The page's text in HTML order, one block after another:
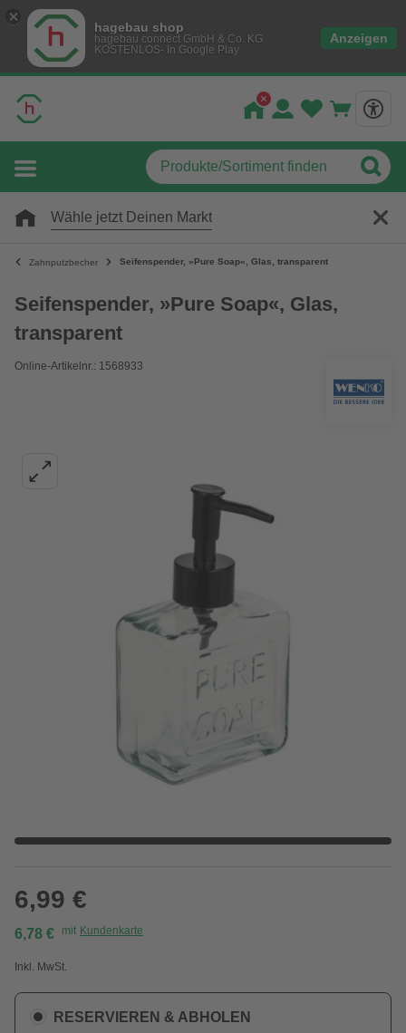
hagebau shop
hagebau connect GmbH & Co. KG
KOSTENLOS- In Google Play
Anzeigen
Wähle jetzt Deinen Markt
Zahnputzbecher Seifenspender, »Pure Soap«, Glas, transparent
Seifenspender, »Pure Soap«, Glas,
transparent
Online-Artikelnr.: 1568933
6,99 €
6,78 € mit Kundenkarte
Inkl. MwSt.
RESERVIEREN & ABHOLEN